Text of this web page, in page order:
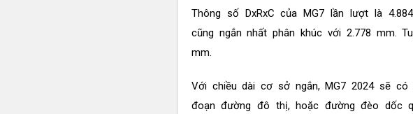
Thông số DxRxC của MG7 lần lượt là
cũng ngắn nhất phân khúc với 2.778 mm.
mm.
Với chiều dài cơ sở ngắn, MG7 2024 sẽ
đoạn đường đô thị, hoặc đường đèo dốc